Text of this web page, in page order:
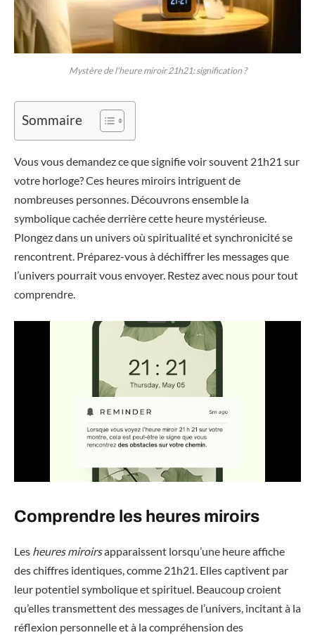
Mystère de l'heure miroir 21h21: signification ?
Sommaire
Vous vous demandez ce que signifie voir souvent 21h21 sur
votre horloge? Ces heures miroirs intriguent de
nombreuses personnes. Découvrons ensemble la
symbolique cachée derrière cette heure mystérieuse.
Plongez dans un univers où spiritualité et synchronicité se
rencontrent. Préparez-vous à déchiffrer les messages que
l’univers pourrait vous envoyer. Restez avec nous pour tout
comprendre.
Comprendre les heures miroirs
Les heures miroirsapparaissent lorsqu’une heure affiche
des chiffres identiques, comme 21h21. Elles captivent par
leur potentiel symbolique et spirituel. Beaucoup croient
qu’elles transmettent des messages de l’univers, incitant à la
réflexion personnelle et à la compréhension des